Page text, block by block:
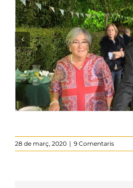
28 de març, 2020 | 9 Comentaris